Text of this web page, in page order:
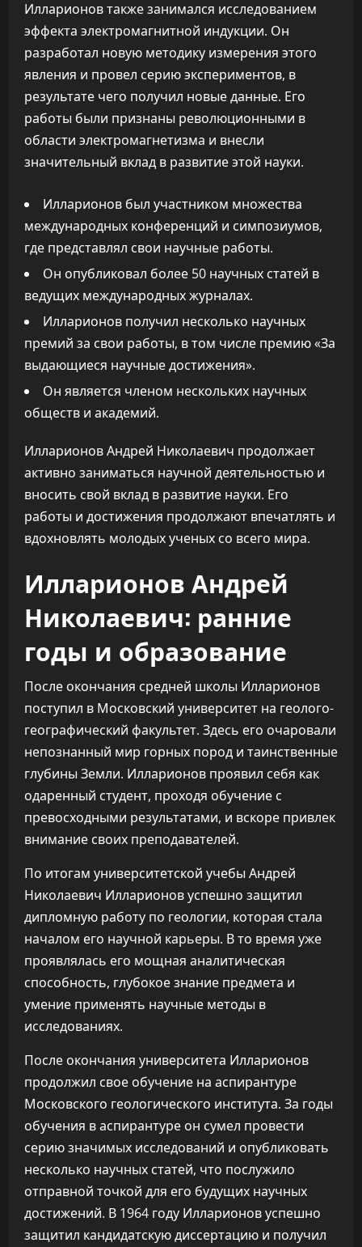
Илларионов также занимался исследованием
эффекта электромагнитной индукции. Он
разработал новую методику измерения этого
явления и провел серию экспериментов, в
результате чего получил новые данные. Его
работы были признаны революционными в
области электромагнетизма и внесли
значительный вклад в развитие этой науки.
Илларионов был участником множества
международных конференций и симпозиумов,
где представлял свои научные работы.
Он опубликовал более 50 научных статей в
ведущих международных журналах.
Илларионов получил несколько научных
премий за свои работы, в том числе премию «За
выдающиеся научные достижения».
Он является членом нескольких научных
обществ и академий.
Илларионов Андрей Николаевич продолжает
активно заниматься научной деятельностью и
вносить свой вклад в развитие науки. Его
работы и достижения продолжают впечатлять и
вдохновлять молодых ученых со всего мира.
Илларионов Андрей
Николаевич: ранние
годы и образование
После окончания средней школы Илларионов
поступил в Московский университет на геолого-
географический факультет. Здесь его очаровали
непознанный мир горных пород и таинственные
глубины Земли. Илларионов проявил себя как
одаренный студент, проходя обучение с
превосходными результатами, и вскоре привлек
внимание своих преподавателей.
По итогам университетской учебы Андрей
Николаевич Илларионов успешно защитил
дипломную работу по геологии, которая стала
началом его научной карьеры. В то время уже
проявлялась его мощная аналитическая
способность, глубокое знание предмета и
умение применять научные методы в
исследованиях.
После окончания университета Илларионов
продолжил свое обучение на аспирантуре
Московского геологического института. За годы
обучения в аспирантуре он сумел провести
серию значимых исследований и опубликовать
несколько научных статей, что послужило
отправной точкой для его будущих научных
достижений. В 1964 году Илларионов успешно
защитил кандидатскую диссертацию и получил